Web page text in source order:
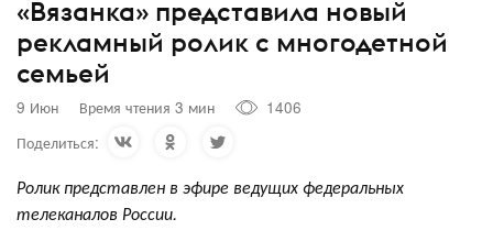
«Вязанка» представила новый
рекламный ролик с многодетной
семьей
9 Июн Время чтения 3 мин
1406
Поделиться:
Ролик представлен в эфире ведущих федеральных
телеканалов России.